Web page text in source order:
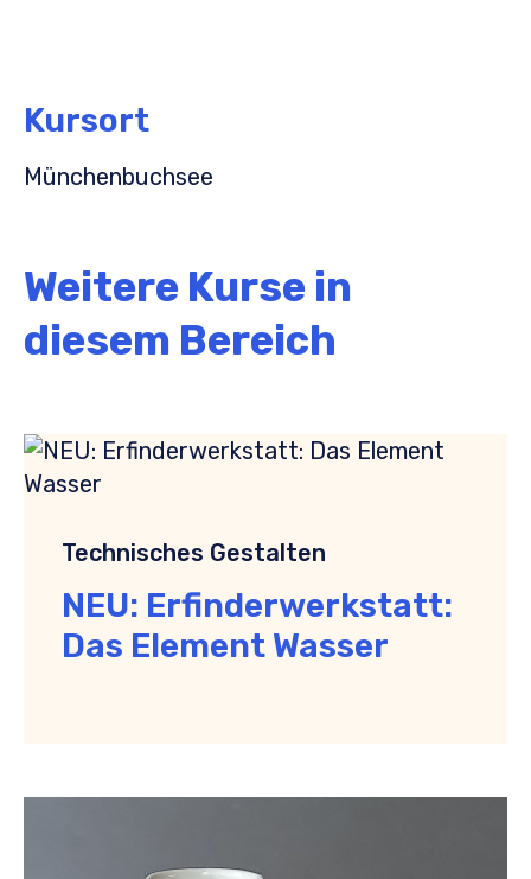
Kursort
Münchenbuchsee
Weitere Kurse in
diesem Bereich
Technisches Gestalten
NEU: Erfinderwerkstatt:
Das Element Wasser